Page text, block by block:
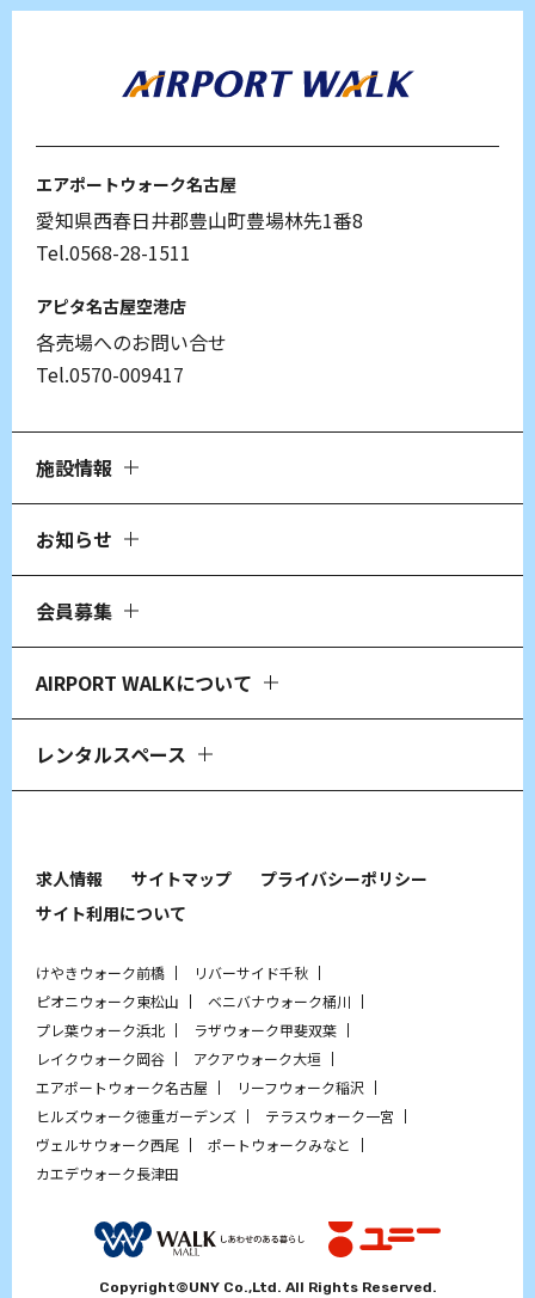
エアポートウォーク名古屋
愛知県西春日井郡豊山町豊場林先1番8
Tel.0568-28-1511
アピタ名古屋空港店
各売場へのお問い合せ
Tel.0570-009417
施設情報
お知らせ
会員募集
AIRPORT WALKについて
レンタルスペース
求人情報 サイトマップ
プライバシーポリシー
サイト利用について
けやきウォーク前橋
リバーサイド千秋
ピオニウォーク東松山
ベニバナウォーク桶川
プレ葉ウォーク浜北
ラザウォーク甲斐双葉
レイクウォーク岡谷
アクアウォーク大垣
エアポートウォーク名古屋
リーフウォーク稲沢
ヒルズウォーク徳重ガーデンズ
テラスウォーク一宮
ヴェルサウォーク西尾
ポートウォークみなと
カエデウォーク長津田
Copyright©UNY Co.,Ltd. All Rights Reserved.